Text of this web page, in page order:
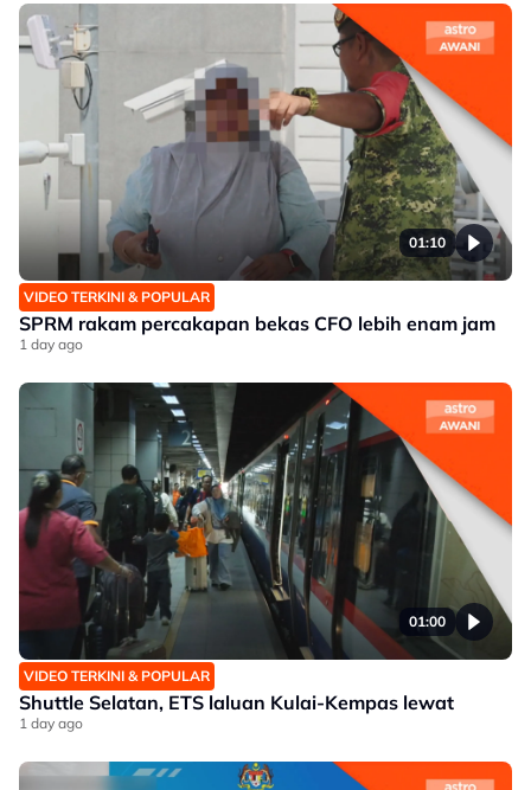
01:10
VIDEO TERKINI & POPULAR
SPRM rakam percakapan bekas CFO lebih enam jam
1 day ago
01:00
VIDEO TERKINI & POPULAR
Shuttle Selatan, ETS laluan Kulai-Kempas lewat
1 day ago